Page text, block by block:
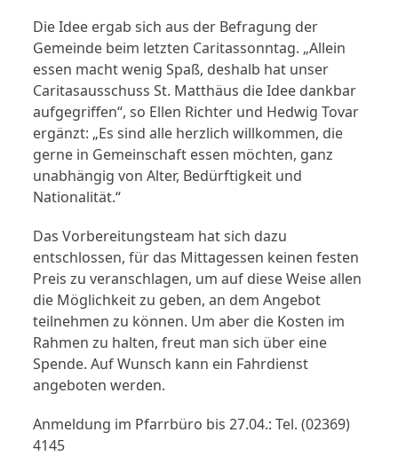
Die Idee ergab sich aus der Befragung der
Gemeinde beim letzten Caritassonntag. „Allein
essen macht wenig Spaß, deshalb hat unser
Caritasausschuss St. Matthäus die Idee dankbar
aufgegriffen“, so Ellen Richter und Hedwig Tovar
ergänzt: „Es sind alle herzlich willkommen, die
gerne in Gemeinschaft essen möchten, ganz
unabhängig von Alter, Bedürftigkeit und
Nationalität.“
Das Vorbereitungsteam hat sich dazu
entschlossen, für das Mittagessen keinen festen
Preis zu veranschlagen, um auf diese Weise allen
die Möglichkeit zu geben, an dem Angebot
teilnehmen zu können. Um aber die Kosten im
Rahmen zu halten, freut man sich über eine
Spende. Auf Wunsch kann ein Fahrdienst
angeboten werden.
Anmeldung im Pfarrbüro bis 27.04.: Tel. (02369)
4145